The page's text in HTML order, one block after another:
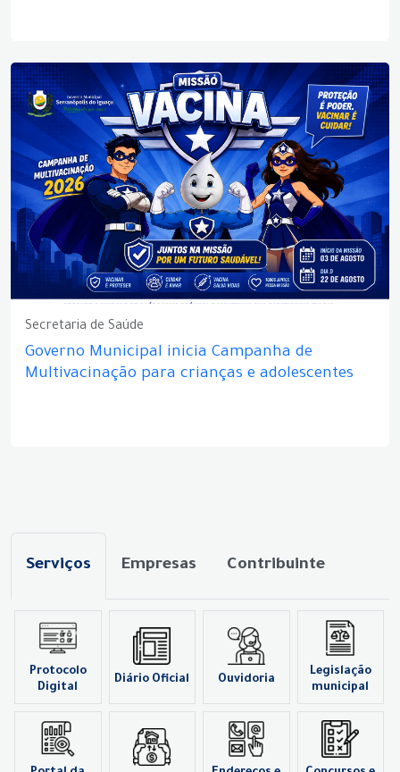
Secretaria de Saúde
Governo Municipal inicia Campanha de
Multivacinação para crianças e adolescentes
Serviços Empresas Contribuinte
Protocolo
Digital
Diário Oficial Ouvidoria
Legislação
municipal